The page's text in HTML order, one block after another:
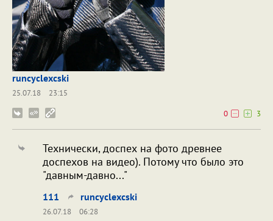
runcyclexcski
25.07.18
23:15
0
3
Технически, доспех на фото древнее
доспехов на видео). Потому что было это
"давным-давно..."
111 runcyclexcski
26.07.18
06:28